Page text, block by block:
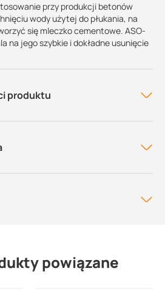
przy produkcji betonów
wody użytej do płukania, na
się mleczko cementowe. ASO-
na jego szybkie i dokładne usunięcie
produktu
powiązane